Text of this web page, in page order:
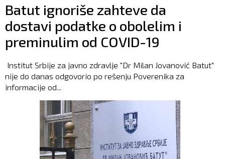
Batut ignoriše zahteve da
dostavi podatke o obolelim i
preminulim od COVID-19
Institut Srbije za javno zdravlje "Dr Milan Jovanović Batut"
nije do danas odgovorio po rešenju Poverenika za
informacije od...